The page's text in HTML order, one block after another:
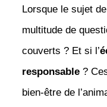
Lorsque le sujet de
multitude de
couverts ? Et si l’
responsable?
bien-être de